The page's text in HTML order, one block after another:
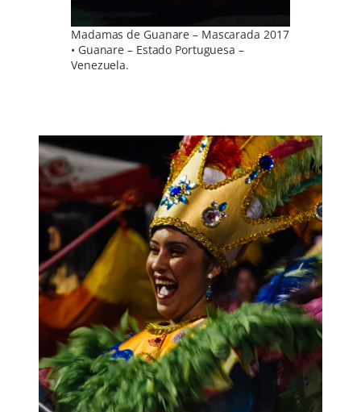
Madamas de Guanare – Mascarada 2017
• Guanare – Estado Portuguesa –
Venezuela.